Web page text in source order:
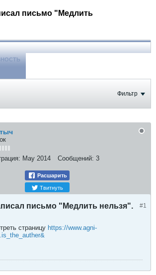
письмо "Медлить
Фильтр
May 2014 Сообщений: 3
Расшарить
Твитнуть
#1
письмо "Медлить нельзя".
страницу https://www.agni-